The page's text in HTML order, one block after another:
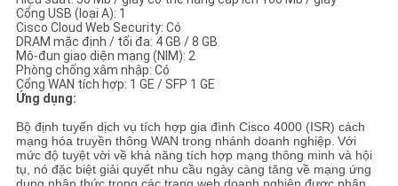
Cổng USB (loại A): 1
Cisco Cloud Web Security: Có
DRAM mặc định / tối đa: 4 GB / 8 GB
Mô-đun giao diện mạng (NIM): 2
Phòng chống xâm nhập: Có
Cổng WAN tích hợp: 1 GE / SFP 1 GE
Ứng dụng:
Bộ định tuyến dịch vụ tích hợp gia đình Cisco 4000 (ISR) cách
mạng hóa truyền thông WAN trong nhánh doanh nghiệp. Với
mức độ tuyệt vời về khả năng tích hợp mạng thông minh và hội
tụ, nó đặc biệt giải quyết nhu cầu ngày càng tăng về mạng ứng